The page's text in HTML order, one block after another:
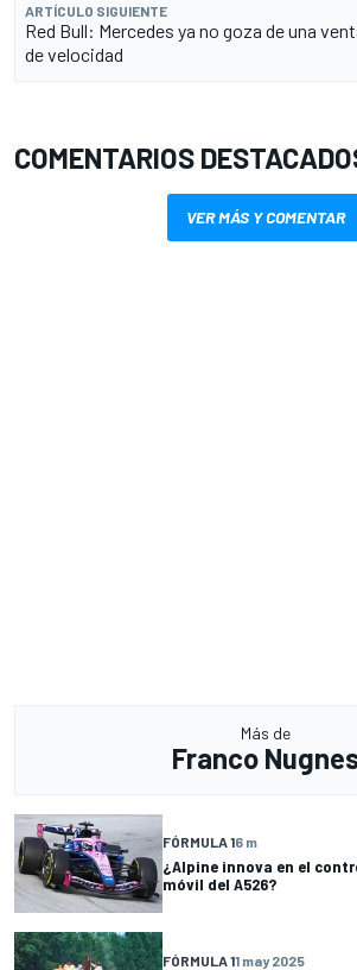
ARTÍCULO SIGUIENTE
Red Bull: Mercedes ya no goza de una
de velocidad
COMENTARIOS
VER MÁS Y COMENTAR
Más de
Franco
FÓRMULA 16 m
¿Alpine innova en el
móvil del A526?
FÓRMULA 11 may 2025